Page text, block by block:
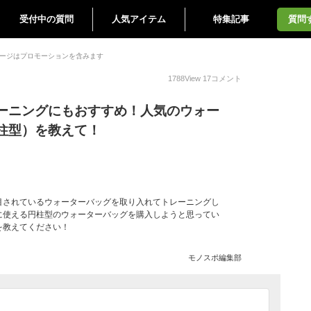
受付中の質問 人気アイテム 特集記事 質問
ジはプロモーションを含みます
1788View 17コメント
ニングにもおすすめ！人気のウォー
型）を教えて！
れているウォーターバッグを取り入れてトレーニングし
える円柱型のウォーターバッグを購入しようと思ってい
えてください！
モノスポ編集部